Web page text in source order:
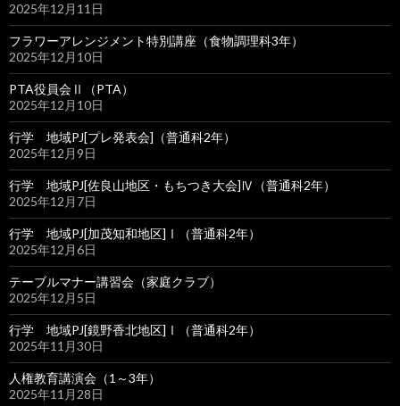
2025年12月11日
フラワーアレンジメント特別講座（食物調理科3年）
2025年12月10日
PTA役員会Ⅱ（PTA）
2025年12月10日
行学 地域PJ[プレ発表会]（普通科2年）
2025年12月9日
行学 地域PJ[佐良山地区・もちつき大会]Ⅳ（普通科2年）
2025年12月7日
行学 地域PJ[加茂知和地区]Ⅰ（普通科2年）
2025年12月6日
テーブルマナー講習会（家庭クラブ）
2025年12月5日
行学 地域PJ[鏡野香北地区]Ⅰ（普通科2年）
2025年11月30日
人権教育講演会（1～3年）
2025年11月28日